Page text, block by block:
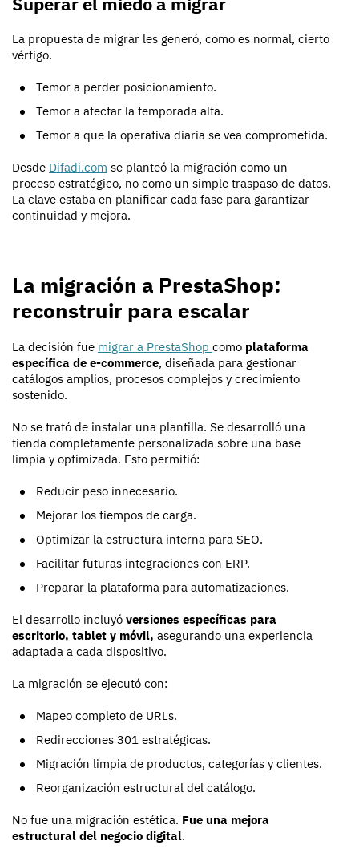
La propuesta de migrar les generó, como es normal, cierto
vértigo.
Temor a perder posicionamiento.
Temor a afectar la temporada alta.
Temor a que la operativa diaria se vea comprometida.
Desde Difadi.com se planteó la migración como un
proceso estratégico, no como un simple traspaso de datos.
La clave estaba en planificar cada fase para garantizar
continuidad y mejora.
La migración a PrestaShop:
reconstruir para escalar
La decisión fue migrar a PrestaShop como plataforma
específica de e-commerce, diseñada para gestionar
catálogos amplios, procesos complejos y crecimiento
sostenido.
No se trató de instalar una plantilla. Se desarrolló una
tienda completamente personalizada sobre una base
limpia y optimizada. Esto permitió:
Reducir peso innecesario.
Mejorar los tiempos de carga.
Optimizar la estructura interna para SEO.
Facilitar futuras integraciones con ERP.
Preparar la plataforma para automatizaciones.
El desarrollo incluyó versiones específicas para
escritorio, tablet y móvil, asegurando una experiencia
adaptada a cada dispositivo.
La migración se ejecutó con:
Mapeo completo de URLs.
Redirecciones 301 estratégicas.
Migración limpia de productos, categorías y clientes.
Reorganización estructural del catálogo.
No fue una migración estética. Fue una mejora
estructural del negocio digital.